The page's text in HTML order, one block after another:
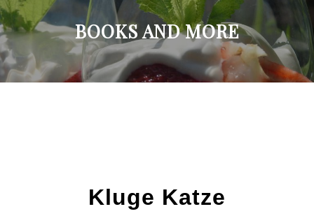
BOOKS AND MORE
Kluge Katze